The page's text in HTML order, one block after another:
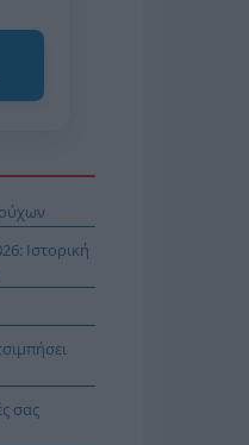
Ιστορική
σας